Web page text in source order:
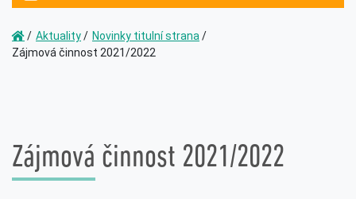
Aktuality
Novinky titulní strana
Zájmová činnost 2021/2022
Zájmová činnost 2021/2022